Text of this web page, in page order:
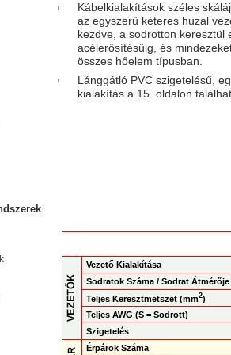
Kábelkialakítások széles
az egyszerű kéteres huzal
kezdve, a sodrotton keresztül
acélerősítésűig, és
összes hőelem típusban.
Lánggátló PVC szigetelésű,
kialakítás a 15. oldalon
Vezető Kialakítása
Sodratok Száma / Sodrat Átmérője
Teljes Keresztmetszet (mm2)
Teljes AWG (S = Sodrott)
Szigetelés
Érpárok Száma